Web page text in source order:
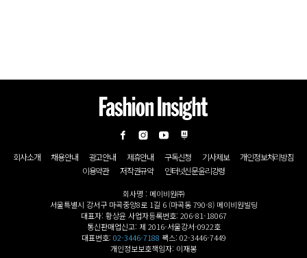
회사소개 채용안내 광고안내 제휴안내 구독신청 기사제보
개인정보처리방침
이용약관
저작권규약 인터넷신문윤리강령
회사명 : 메이비원㈜
서울특별시 강서구 마곡중앙8로 1길 6 (마곡동 790-8) 메이비원빌딩
대표자: 황상윤 사업자등록번호: 206-81-18067
통신판매업신고: 제 2016-서울강서-0922호
대표번호: 02-3446-7188 팩스: 02-3446-7449
개인정보보호책임자: 이재봉